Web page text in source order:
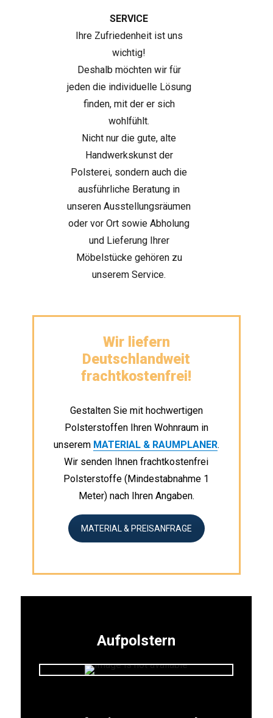
SERVICE
Ihre Zufriedenheit ist uns
wichtig!
Deshalb möchten wir für
jeden die individuelle Lösung
finden, mit der er sich
wohlfühlt.
Nicht nur die gute, alte
Handwerkskunst der
Polsterei, sondern auch die
ausführliche Beratung in
unseren Ausstellungsräumen
oder vor Ort sowie Abholung
und Lieferung Ihrer
Möbelstücke gehören zu
unserem Service.
Wir liefern
Deutschlandweit
frachtkostenfrei!
Gestalten Sie mit hochwertigen
Polsterstoffen Ihren Wohnraum in
unserem MATERIAL & RAUMPLANER.
Wir senden Ihnen frachtkostenfrei
Polsterstoffe (Mindestabnahme 1
Meter) nach Ihren Angaben.
MATERIAL & PREISANFRAGE
Aufpolstern